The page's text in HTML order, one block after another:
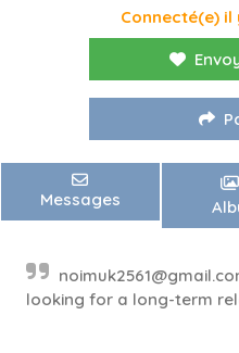
Connecté(e) il
Messages
looking for a long-term